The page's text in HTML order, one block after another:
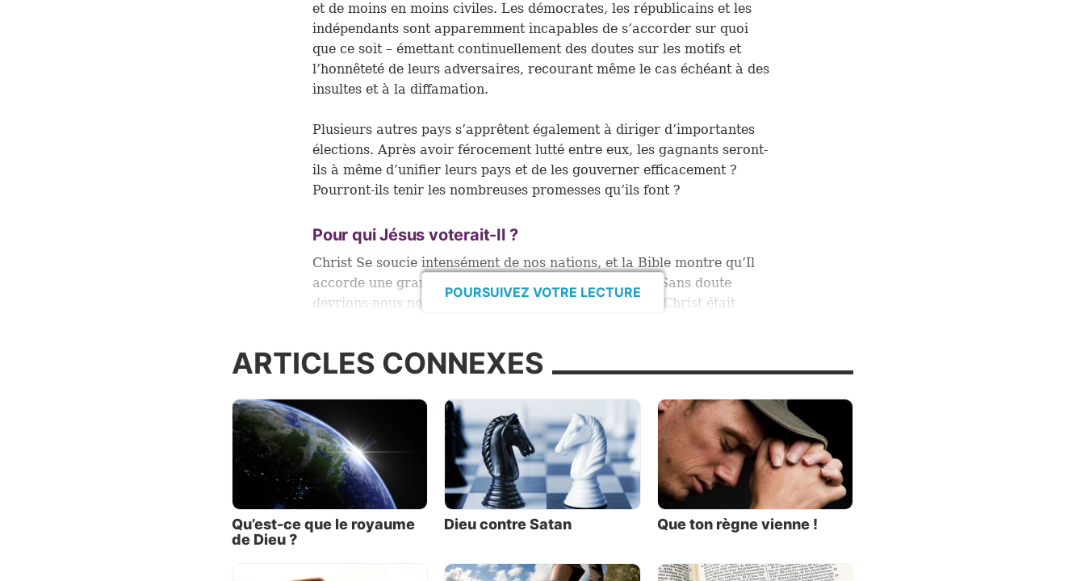
et de moins en moins civiles. Les démocrates, les républicains et les
indépendants sont apparemment incapables de s’accorder sur quoi
que ce soit – émettant continuellement des doutes sur les motifs et
l’honnêteté de leurs adversaires, recourant même le cas échéant à des
insultes et à la diffamation.
Plusieurs autres pays s’apprêtent également à diriger d’importantes
élections. Après avoir férocement lutté entre eux, les gagnants seront-
ils à même d’unifier leurs pays et de les gouverner efficacement ?
Pourront-ils tenir les nombreuses promesses qu’ils font ?
Pour qui Jésus voterait-Il ?
Christ Se soucie intensément de nos nations, et la Bible montre qu’Il
accorde une grande importance aux gouvernements. Sans doute
devrions-nous nous poser la question-clé suivante : Si Christ était
Cette question est élucidée dans les Écritures, mais elle nous oblige à
point de vue de Christ sur la politique, sur la partisannerie et les
gouvernements civils. Pour le savoir, tenons compte des cinq éléments
suivants :
POURSUIVEZ VOTRE LECTURE
ARTICLES CONNEXES
Qu’est-ce que le royaume
de Dieu ?
Dieu contre Satan Que ton règne vienne !